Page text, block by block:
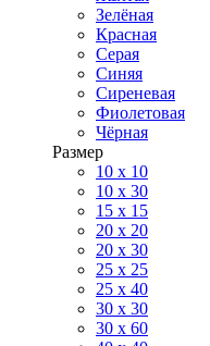
Зелёная
Красная
Серая
Синяя
Сиреневая
Фиолетовая
Чёрная
Размер
10 х 10
10 x 30
15 x 15
20 х 20
20 x 30
25 x 25
25 x 40
30 x 30
30 х 60